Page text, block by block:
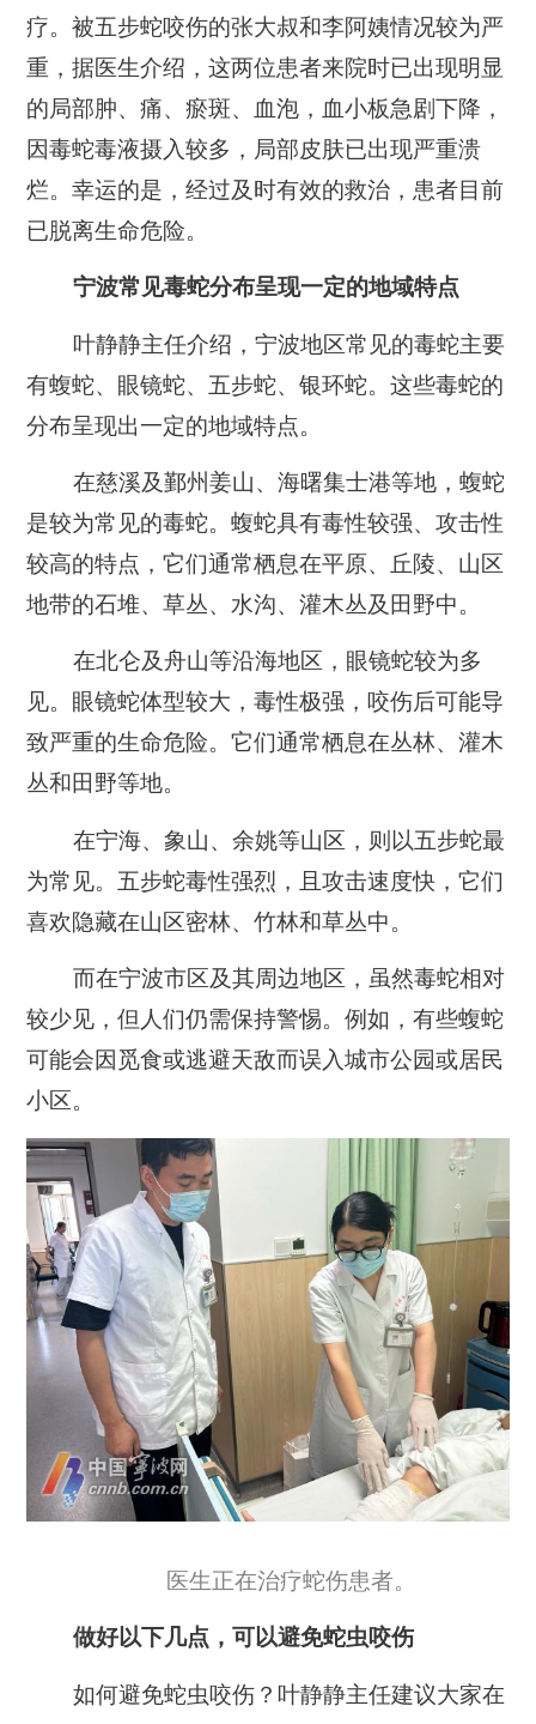
疗。被五步蛇咬伤的张大叔和李阿姨情况较为严
重，据医生介绍，这两位患者来院时已出现明显
的局部肿、痛、瘀斑、血泡，血小板急剧下降，
因毒蛇毒液摄入较多，局部皮肤已出现严重溃
烂。幸运的是，经过及时有效的救治，患者目前
已脱离生命危险。
宁波常见毒蛇分布呈现一定的地域特点
叶静静主任介绍，宁波地区常见的毒蛇主要
有蝮蛇、眼镜蛇、五步蛇、银环蛇。这些毒蛇的
分布呈现出一定的地域特点。
在慈溪及鄞州姜山、海曙集士港等地，蝮蛇
是较为常见的毒蛇。蝮蛇具有毒性较强、攻击性
较高的特点，它们通常栖息在平原、丘陵、山区
地带的石堆、草丛、水沟、灌木丛及田野中。
在北仑及舟山等沿海地区，眼镜蛇较为多
见。眼镜蛇体型较大，毒性极强，咬伤后可能导
致严重的生命危险。它们通常栖息在丛林、灌木
丛和田野等地。
在宁海、象山、余姚等山区，则以五步蛇最
为常见。五步蛇毒性强烈，且攻击速度快，它们
喜欢隐藏在山区密林、竹林和草丛中。
而在宁波市区及其周边地区，虽然毒蛇相对
较少见，但人们仍需保持警惕。例如，有些蝮蛇
可能会因觅食或逃避天敌而误入城市公园或居民
小区。
医生正在治疗蛇伤患者。
做好以下几点，可以避免蛇虫咬伤
如何避免蛇虫咬伤？叶静静主任建议大家在